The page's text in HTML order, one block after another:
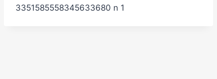
3351585558345633680 n 1